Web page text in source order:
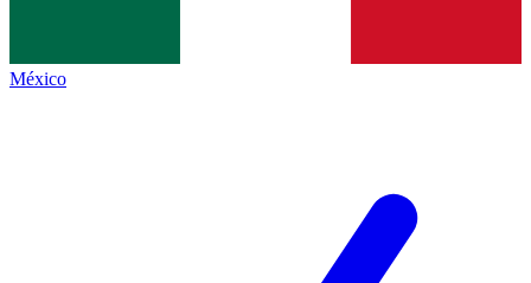
México